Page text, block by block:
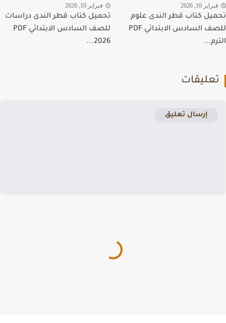
10, 2026
كتاب قطر الندى علوم
للصف السادس الابتدائي PDF
فبراير 10, 2026
تحميل كتاب قطر الندى دراسات
للصف السادس الابتدائي PDF
2026...
إرسال تعليق